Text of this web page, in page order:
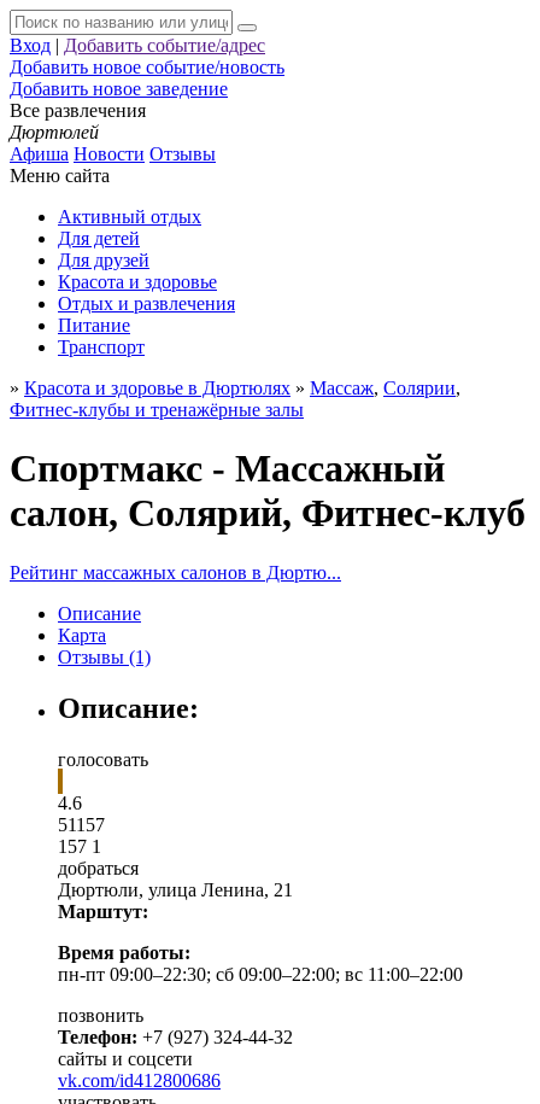
Вход | Добавить событие/адрес
Добавить новое событие/новость
Добавить новое заведение
Все развлечения
Дюртюлей
Афиша Новости Отзывы
Меню сайта
Активный отдых
Для детей
Для друзей
Красота и здоровье
Отдых и развлечения
Питание
Транспорт
» Красота и здоровье в Дюртюлях » Массаж, Солярии,
Фитнес-клубы и тренажёрные залы
Спортмакс - Массажный
салон, Солярий, Фитнес-клуб
Рейтинг массажных салонов в Дюртю...
Описание
Карта
Отзывы (1)
Описание:
голосовать
4.6
51157
157 1
добраться
Дюртюли, улица Ленина, 21
Марштут:
Время работы:
пн-пт 09:00–22:30; сб 09:00–22:00; вс 11:00–22:00
позвонить
Телефон: +7 (927) 324-44-32
сайты и соцсети
vk.com/id412800686